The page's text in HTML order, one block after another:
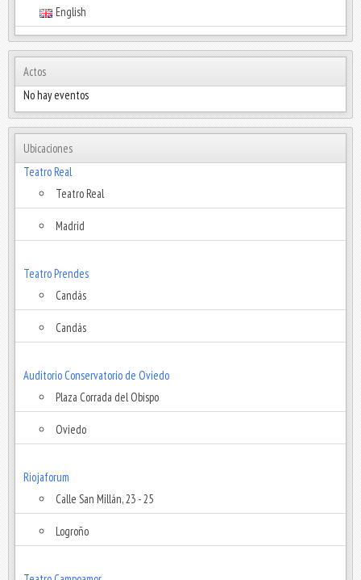
English
Actos
No hay eventos
Ubicaciones
Teatro Real
Teatro Real
Madrid
Teatro Prendes
Candás
Candás
Auditorio Conservatorio de Oviedo
Plaza Corrada del Obispo
Oviedo
Riojaforum
Calle San Millán, 23 - 25
Logroño